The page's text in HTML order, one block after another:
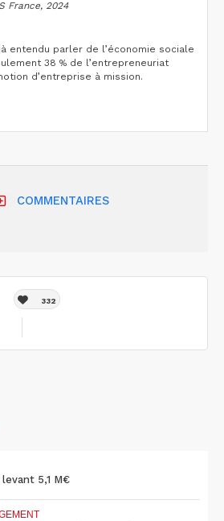
France, 2024
entendu parler de l’économie sociale
38 % de l’entrepreneuriat
d’entreprise à mission.
COMMENTAIRES
332
5,1 M€